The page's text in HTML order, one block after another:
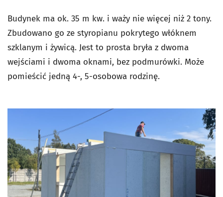
Budynek ma ok. 35 m kw. i waży nie więcej niż 2 tony.
Zbudowano go ze styropianu pokrytego włóknem
szklanym i żywicą. Jest to prosta bryła z dwoma
wejściami i dwoma oknami, bez podmurówki. Może
pomieścić jedną 4-, 5-osobowa rodzinę.